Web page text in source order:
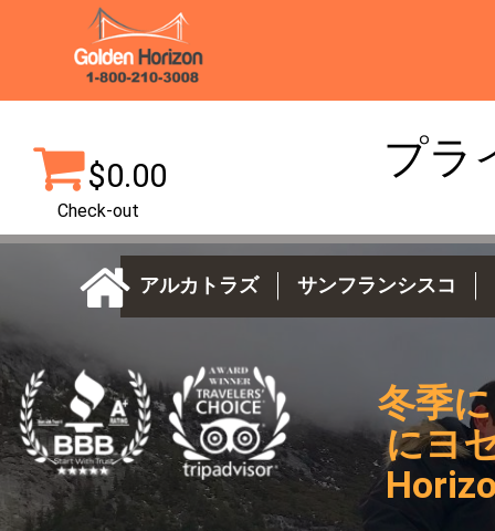
$0.00
Check-out
プラ
アルカトラズ サンフランシスコ
冬季
にヨ